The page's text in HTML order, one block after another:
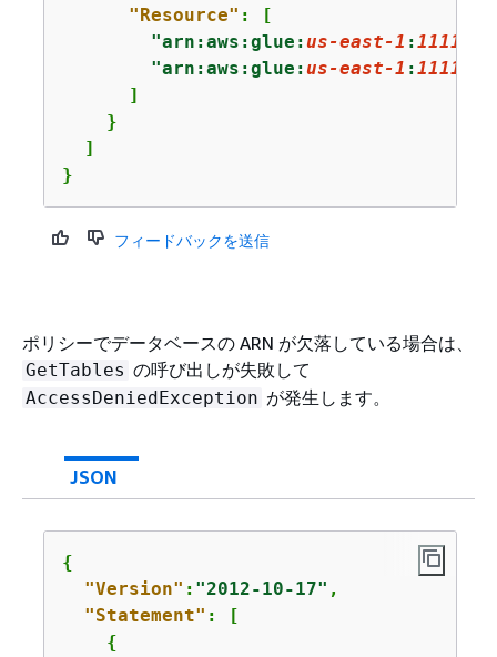
"Resource" : [
"arn:aws:glue:us-east-1 :
"arn:aws:glue:us-east-1 :
      ]
    }
  ]
}
フィードバックを送信
ポリシーでデータベースの ARN が欠落している場合は、
GetTables の呼び出しが失敗して
AccessDeniedException が発生します。
JSON
{
"Version" : "2012-10-17" ,
"Statement" : [
{